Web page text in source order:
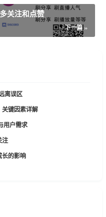
关注和点赞
下一篇 »
离误区
键因素详解
用户需求
长的影响